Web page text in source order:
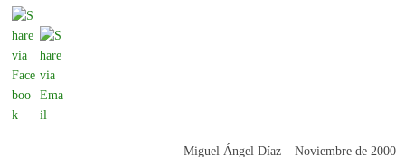
Miguel Ángel Díaz – Noviembre de 2000